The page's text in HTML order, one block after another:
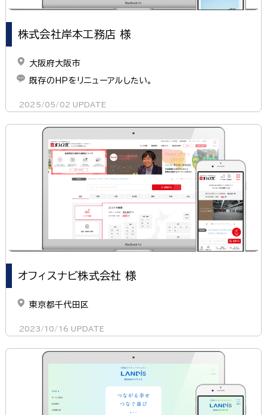
株式会社岸本工務店 様
大阪府大阪市
既存のHPをリニューアルしたい。
2025/05/02 UPDATE
オフィスナビ株式会社 様
東京都千代田区
2023/10/16 UPDATE